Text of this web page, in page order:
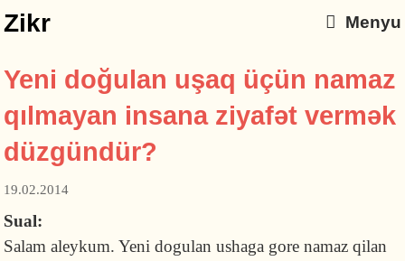
Zikr Menyu
Yeni doğulan uşaq üçün namaz
qılmayan insana ziyafət vermək
düzgündür?
19.02.2014
Sual:
Salam aleykum. Yeni dogulan ushaga gore namaz qilan